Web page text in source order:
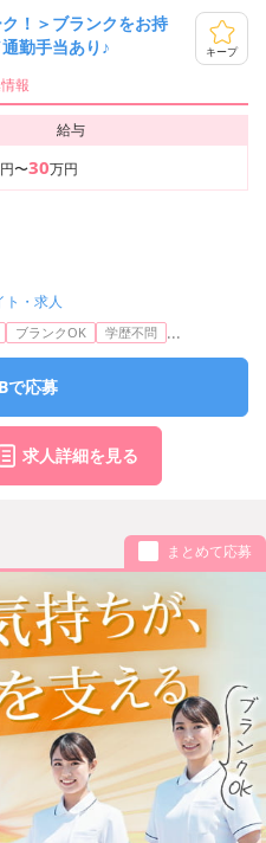
！＞ブランクをお持
勤手当あり♪
キープ
報
給与
〜30万円
・求人
ブランクOK 学歴不問 ...
で応募
求人詳細を見る
まとめて応募